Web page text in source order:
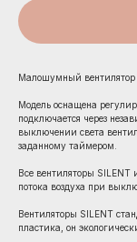
Малошумный вентилятор
Модель оснащена
подключается через
выключении света
заданному таймером.
Все вентиляторы SILENT
потока воздуха при
Вентиляторы SILENT
пластика, он